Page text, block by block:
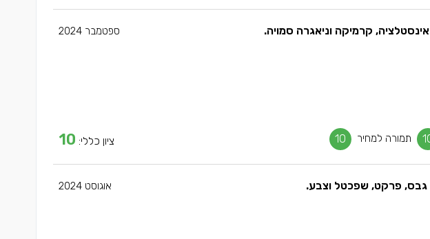
קרמיקה וניאגרה סמויה. ספטמבר 2024
תמורה למחיר 10 ציון כללי: 10
גבס, פרקט, שפכטל וצבע. אוגוסט 2024